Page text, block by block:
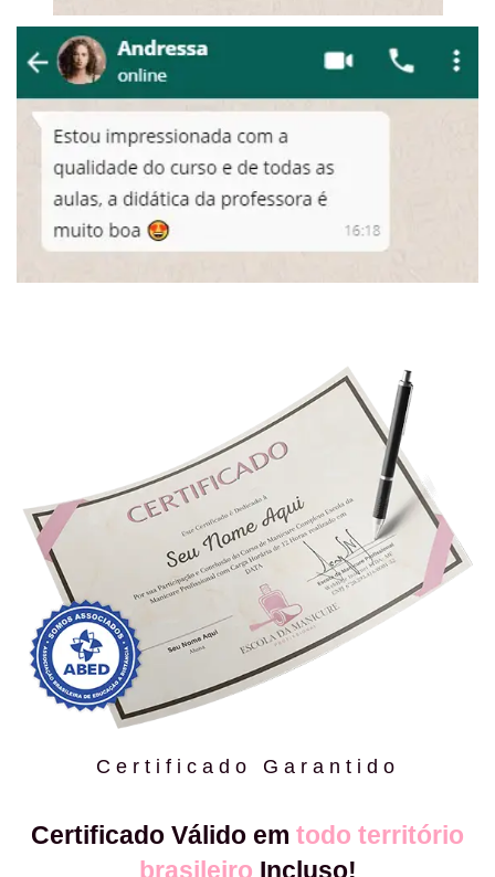
Certificado Garantido
Certificado Válido em todo território
brasileiro Incluso!